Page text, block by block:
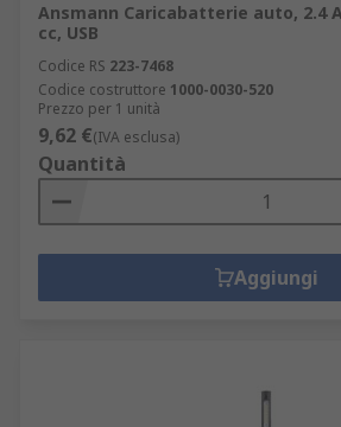
Ansmann Caricabatterie auto, 2.4 A
cc, USB
Codice RS 223-7468
Codice costruttore 1000-0030-520
Prezzo per 1 unità
9,62 €(IVA esclusa)
Quantità
Aggiungi